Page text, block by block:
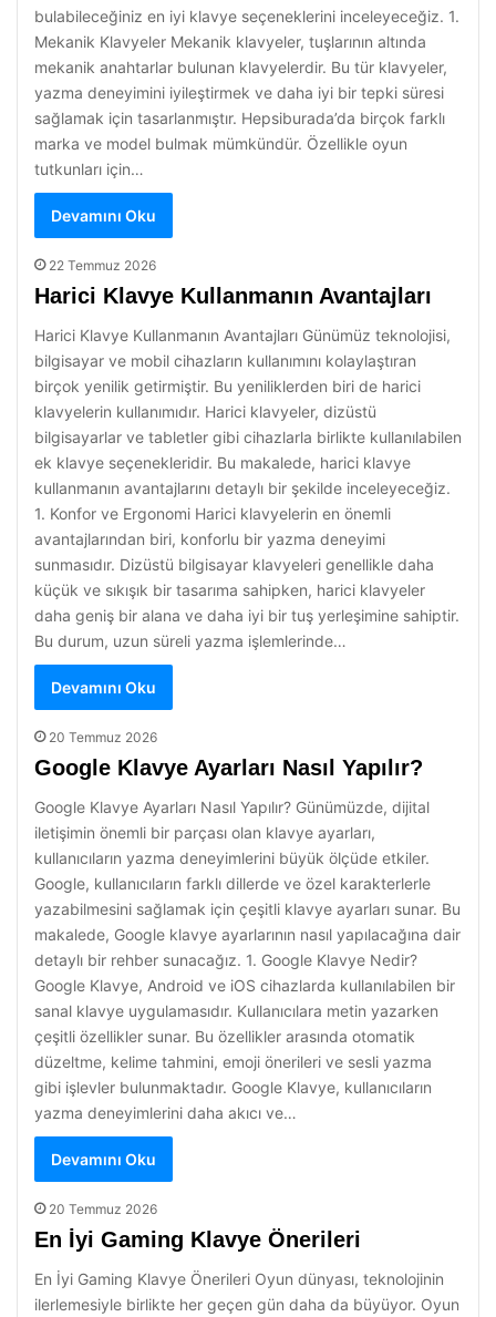
bulabileceğiniz en iyi klavye seçeneklerini inceleyeceğiz. 1.
Mekanik Klavyeler Mekanik klavyeler, tuşlarının altında
mekanik anahtarlar bulunan klavyelerdir. Bu tür klavyeler,
yazma deneyimini iyileştirmek ve daha iyi bir tepki süresi
sağlamak için tasarlanmıştır. Hepsiburada’da birçok farklı
marka ve model bulmak mümkündür. Özellikle oyun
tutkunları için…
Devamını Oku
22 Temmuz 2026
Harici Klavye Kullanmanın Avantajları
Harici Klavye Kullanmanın Avantajları Günümüz teknolojisi,
bilgisayar ve mobil cihazların kullanımını kolaylaştıran
birçok yenilik getirmiştir. Bu yeniliklerden biri de harici
klavyelerin kullanımıdır. Harici klavyeler, dizüstü
bilgisayarlar ve tabletler gibi cihazlarla birlikte kullanılabilen
ek klavye seçenekleridir. Bu makalede, harici klavye
kullanmanın avantajlarını detaylı bir şekilde inceleyeceğiz.
1. Konfor ve Ergonomi Harici klavyelerin en önemli
avantajlarından biri, konforlu bir yazma deneyimi
sunmasıdır. Dizüstü bilgisayar klavyeleri genellikle daha
küçük ve sıkışık bir tasarıma sahipken, harici klavyeler
daha geniş bir alana ve daha iyi bir tuş yerleşimine sahiptir.
Bu durum, uzun süreli yazma işlemlerinde…
Devamını Oku
20 Temmuz 2026
Google Klavye Ayarları Nasıl Yapılır?
Google Klavye Ayarları Nasıl Yapılır? Günümüzde, dijital
iletişimin önemli bir parçası olan klavye ayarları,
kullanıcıların yazma deneyimlerini büyük ölçüde etkiler.
Google, kullanıcıların farklı dillerde ve özel karakterlerle
yazabilmesini sağlamak için çeşitli klavye ayarları sunar. Bu
makalede, Google klavye ayarlarının nasıl yapılacağına dair
detaylı bir rehber sunacağız. 1. Google Klavye Nedir?
Google Klavye, Android ve iOS cihazlarda kullanılabilen bir
sanal klavye uygulamasıdır. Kullanıcılara metin yazarken
çeşitli özellikler sunar. Bu özellikler arasında otomatik
düzeltme, kelime tahmini, emoji önerileri ve sesli yazma
gibi işlevler bulunmaktadır. Google Klavye, kullanıcıların
yazma deneyimlerini daha akıcı ve…
Devamını Oku
20 Temmuz 2026
En İyi Gaming Klavye Önerileri
En İyi Gaming Klavye Önerileri Oyun dünyası, teknolojinin
ilerlemesiyle birlikte her geçen gün daha da büyüyor. Oyun